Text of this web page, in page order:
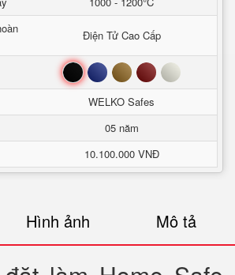
Điện Tử Cao Cấp
Đen Xanh Nâu Đỏ Trắng
WELKO Safes
05 năm
10.100.000 VNĐ
Hình ảnh Mô tả